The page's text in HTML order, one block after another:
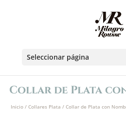
Seleccionar página
Collar de Plata
Inicio / Collares Plata / Collar de Plata con